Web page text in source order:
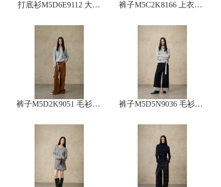
打底衫M5D6E9112 大衣
9052
裤子M5C2K8166 上衣M5
裤子M5D2K9051 毛衫O5
裤子M5D5N9036 毛衫M5